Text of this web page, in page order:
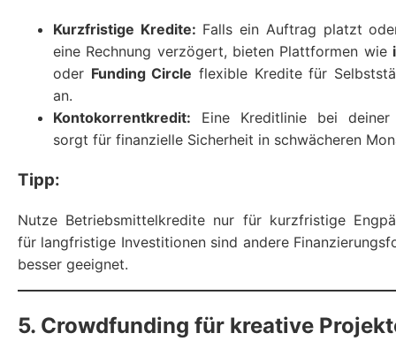
Kurzfristige Kredite: Falls ein Auftrag platzt
eine Rechnung verzögert, bieten Plattformen wie
oder Funding Circle flexible Kredite für
an.
Kontokorrentkredit: Eine Kreditlinie bei deiner
sorgt für finanzielle Sicherheit in schwächeren
Tipp:
Nutze Betriebsmittelkredite nur für kurzfristige
für langfristige Investitionen sind andere
besser geeignet.
5. Crowdfunding für kreative